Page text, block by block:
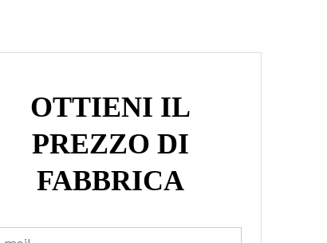
OTTIENI IL
PREZZO DI
FABBRICA